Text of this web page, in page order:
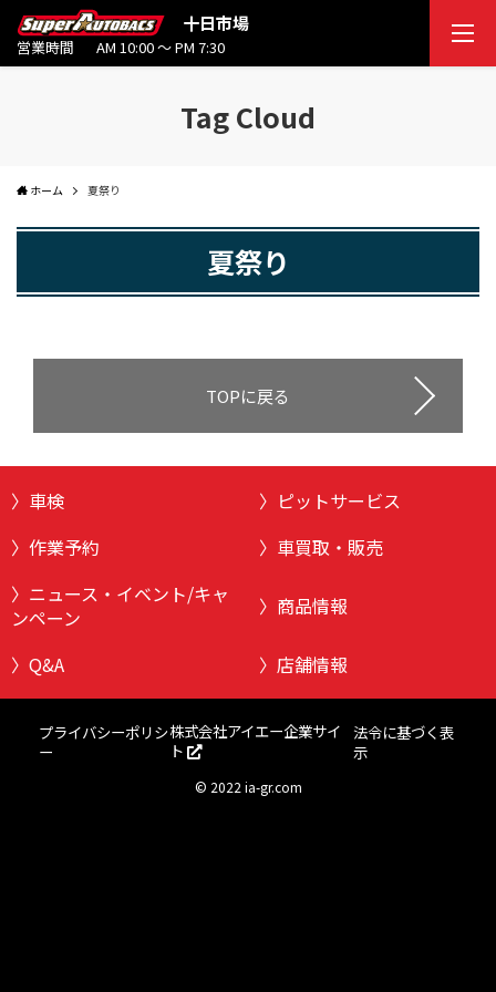
十日市場
営業時間 AM 10:00 ～ PM 7:30
Tag Cloud
ホーム 夏祭り
夏祭り
TOPに戻る
車検
ピットサービス
作業予約
車買取・販売
ニュース・イベント/キャ
ンペーン
商品情報
Q&A 店舗情報
プライバシーポリシ
ー
株式会社アイエー企業サイ
ト
法令に基づく表
示
© 2022 ia-gr.com